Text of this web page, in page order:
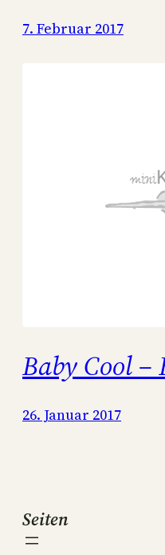
7. Februar 2017
Baby Cool –
26. Januar 2017
Seiten